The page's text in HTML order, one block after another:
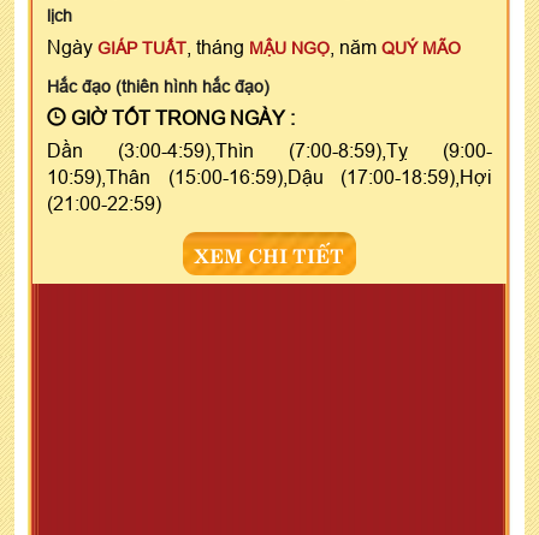
lịch
Ngày GIÁP TUẤT , tháng MẬU NGỌ , năm QUÝ MÃO
Hắc đạo (thiên hình hắc đạo)
GIỜ TỐT TRONG NGÀY :
Dần (3:00-4:59),Thìn (7:00-8:59),Tỵ (9:00-
10:59),Thân (15:00-16:59),Dậu (17:00-18:59),Hợi
(21:00-22:59)
XEM CHI TIẾT